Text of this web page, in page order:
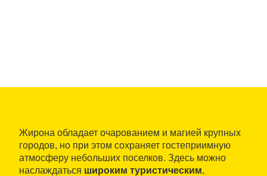
Жирона обладает очарованием и магией крупных
городов, но при этом сохраняет гостеприимную
атмосферу небольших поселков. Здесь можно
наслаждаться широким туристическим,